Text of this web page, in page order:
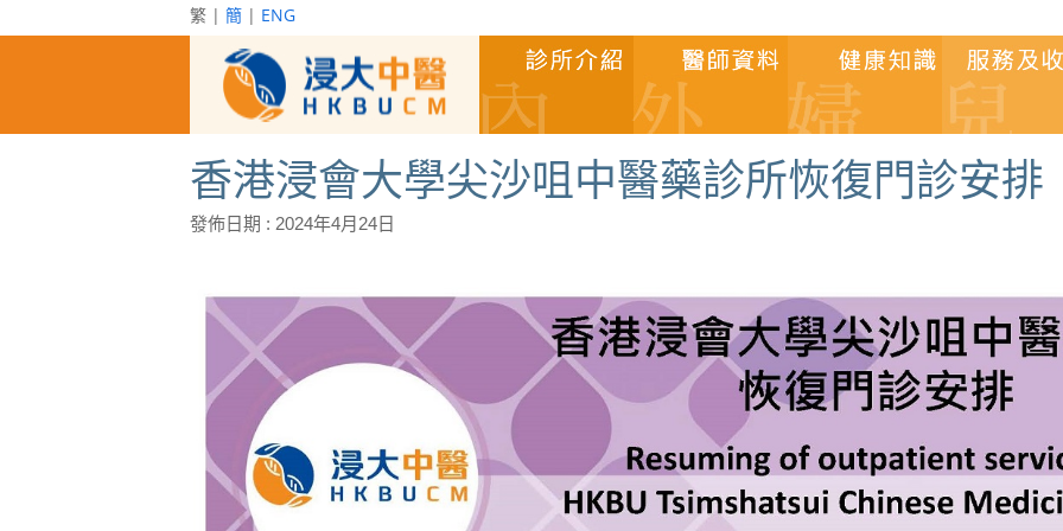
繁 | 簡 | ENG
香港浸會大學尖沙咀中醫藥診所恢復門診安排
發佈日期 : 2024年4月24日